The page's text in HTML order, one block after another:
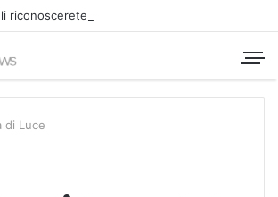
riconoscerete
di Luce